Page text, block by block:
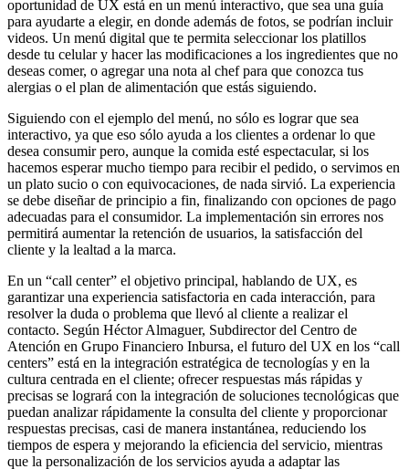
oportunidad de UX está en un menú interactivo, que sea una guía
para ayudarte a elegir, en donde además de fotos, se podrían incluir
videos. Un menú digital que te permita seleccionar los platillos
desde tu celular y hacer las modificaciones a los ingredientes que no
deseas comer, o agregar una nota al chef para que conozca tus
alergias o el plan de alimentación que estás siguiendo.
Siguiendo con el ejemplo del menú, no sólo es lograr que sea
interactivo, ya que eso sólo ayuda a los clientes a ordenar lo que
desea consumir pero, aunque la comida esté espectacular, si los
hacemos esperar mucho tiempo para recibir el pedido, o servimos en
un plato sucio o con equivocaciones, de nada sirvió. La experiencia
se debe diseñar de principio a fin, finalizando con opciones de pago
adecuadas para el consumidor. La implementación sin errores nos
permitirá aumentar la retención de usuarios, la satisfacción del
cliente y la lealtad a la marca.
En un “call center” el objetivo principal, hablando de UX, es
garantizar una experiencia satisfactoria en cada interacción, para
resolver la duda o problema que llevó al cliente a realizar el
contacto. Según Héctor Almaguer, Subdirector del Centro de
Atención en Grupo Financiero Inbursa, el futuro del UX en los “call
centers” está en la integración estratégica de tecnologías y en la
cultura centrada en el cliente; ofrecer respuestas más rápidas y
precisas se logrará con la integración de soluciones tecnológicas que
puedan analizar rápidamente la consulta del cliente y proporcionar
respuestas precisas, casi de manera instantánea, reduciendo los
tiempos de espera y mejorando la eficiencia del servicio, mientras
que la personalización de los servicios ayuda a adaptar las